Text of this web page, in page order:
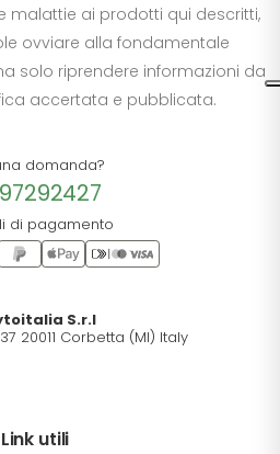
malattie ai prodotti qui descritti,
ovviare alla fondamentale
solo riprendere informazioni da
accertata e pubblicata.
domanda?
di pagamento
S.r.l
20011 Corbetta (MI) Italy
Link utili